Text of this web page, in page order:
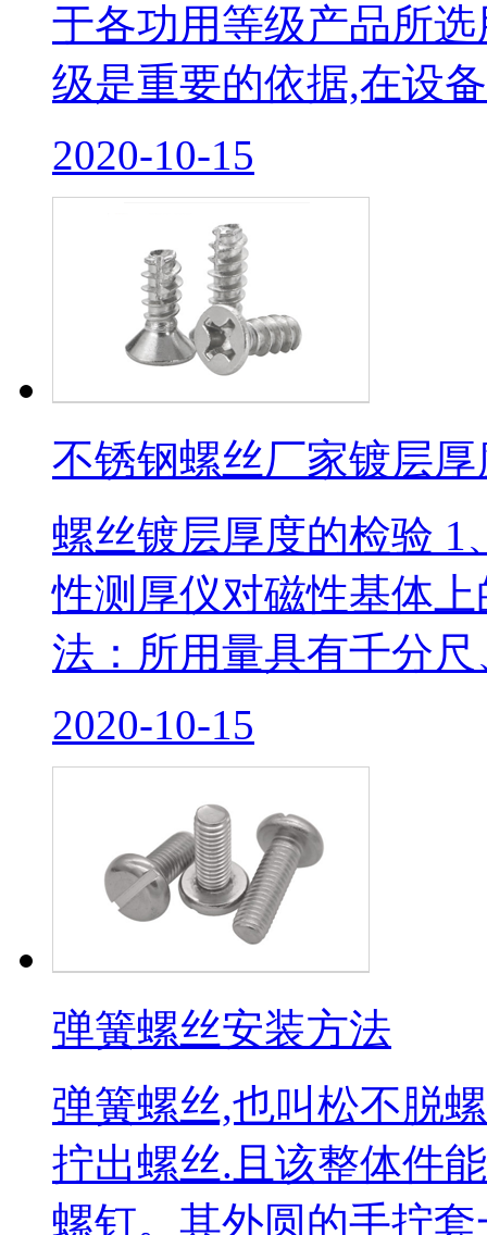
于各功用等级产品所
级是重要的依据,在设
2020-10-15
不锈钢螺丝厂家镀层
螺丝镀层厚度的检验
性测厚仪对磁性基体
法：所用量具有千分
2020-10-15
弹簧螺丝安装方法
弹簧螺丝,也叫松不脱
拧出螺丝.且该整体件
螺钉。其外圆的手拧